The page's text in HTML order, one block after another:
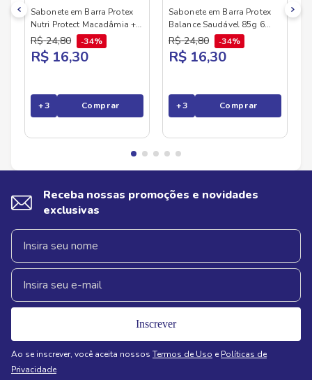
Sabonete em Barra Protex
Nutri Protect Macadâmia +
Glicerina 6un 85g
R$ 24,80 34%
R$ 16,30
+3 Comprar
Sabonete em Barra Protex
Balance Saudável 85g 6
unidades
R$ 24,80 34%
R$ 16,30
+3 Comprar
Receba nossas promoções e novidades
exclusivas
Inscrever
Ao se inscrever, você aceita nossos Termos de Uso e Políticas de
Privacidade